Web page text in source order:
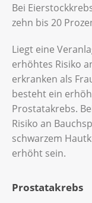
Bei
zehn bis 20
Liegt eine
erhöhtes Risiko
erkranken als
besteht ein
Prostatakrebs.
Risiko an
schwarzem
erhöht sein.
Prostatakrebs